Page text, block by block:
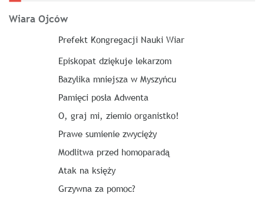
Wiara Ojców
Prefekt Kongregacji Nauki Wiar
Episkopat dziękuje lekarzom
Bazylika mniejsza w Myszyńcu
Pamięci posła Adwenta
O, graj mi, ziemio organistko!
Prawe sumienie zwycięży
Modlitwa przed homoparadą
Atak na księży
Grzywna za pomoc?